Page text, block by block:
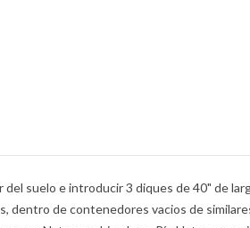
suelo e introducir 3 diques de 40" de
de contenedores vacios de